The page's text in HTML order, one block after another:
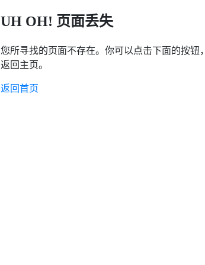
UH OH! 页面丢失
您所寻找的页面不存在。你可以点击下面的按钮，
返回主页。
返回首页